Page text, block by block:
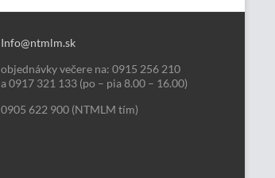
Info@ntmlm.sk
objednávky večere na: 0915 256 210
a 0917 321 133 (po – pia 8.00 – 16.00)
0905 622 900 (NTMLM tím)